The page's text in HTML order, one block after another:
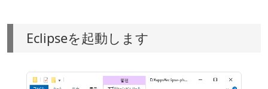
Eclipseを起動します